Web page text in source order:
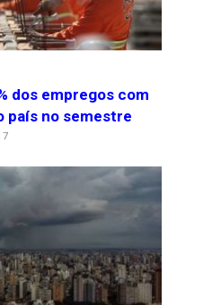
dos empregos com
país no semestre